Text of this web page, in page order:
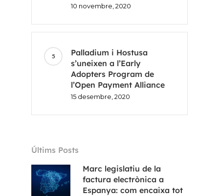
10 novembre, 2020
Palladium i Hostusa
s’uneixen a l’Early
Adopters Program de
l’Open Payment Alliance
15 desembre, 2020
Últims Posts
Marc legislatiu de la
factura electrònica a
Espanya: com encaixa tot